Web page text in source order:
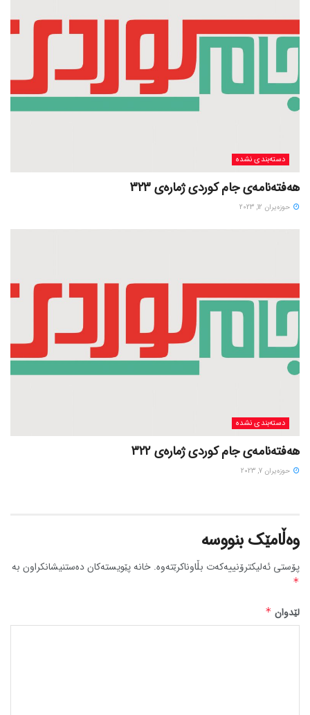
دسته‌بندی نشده
هەفتەنامەی جام کوردی ژمارەی 323
حوزه‌یران 12, 2023
دسته‌بندی نشده
هەفتەنامەی جام کوردی ژمارەی 322
حوزه‌یران 7, 2023
وەڵامێک بنووسە
پۆستی ئەلیکترۆنییەکەت بڵاوناکرێتەوە. خانە پێویستەکان دەستنیشانکراون بە
*
لێدوان *